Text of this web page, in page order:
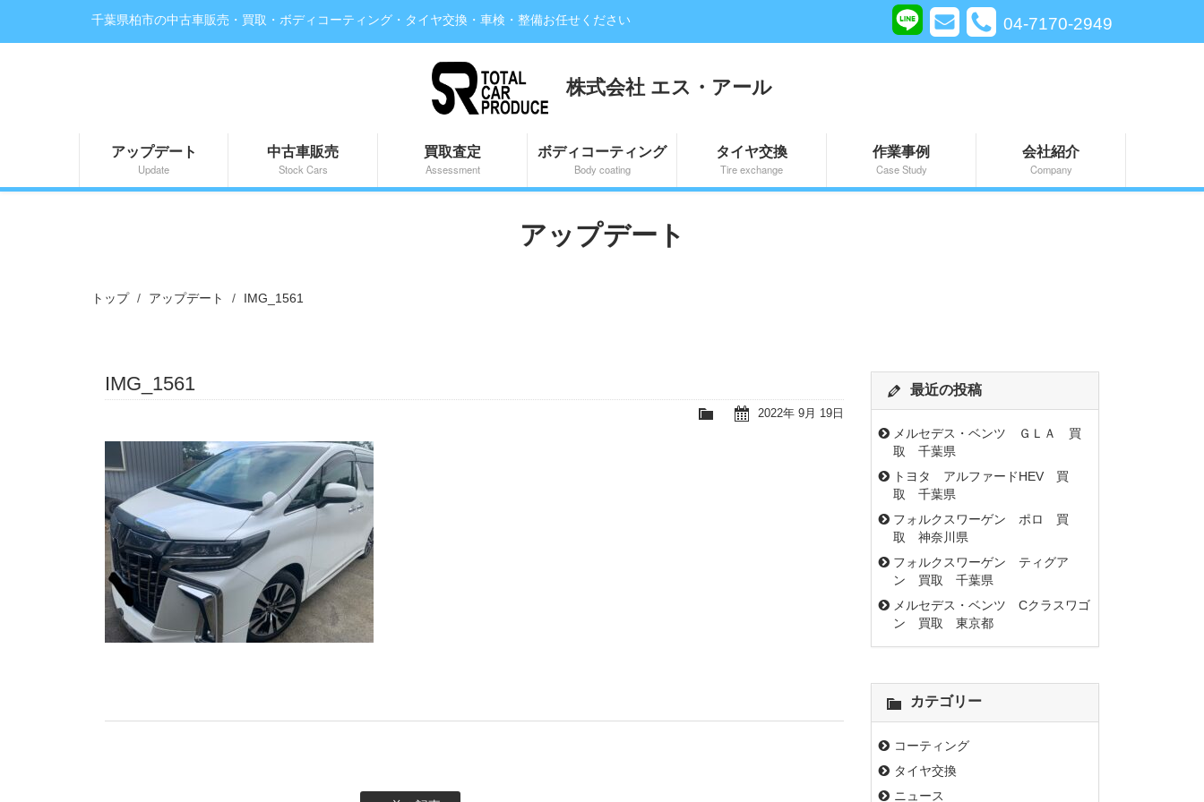
千葉県柏市の中古車販売・買取・ボディコーティング・タイヤ交換・車検・整備お任せください 04-7170-2949
株式会社 エス・アール
アップデート
Update
中古車販売
Stock Cars
買取査定
Assessment
ボディコーティング
Body coating
タイヤ交換
Tire exchange
作業事例
Case Study
会社紹介
Company
アップデート
トップ アップデート IMG_1561
IMG_1561
2022年 9月 19日
最近の投稿
メルセデス・ベンツ ＧＬＡ 買
取 千葉県
トヨタ アルファードHEV 買
取 千葉県
フォルクスワーゲン ポロ 買
取 神奈川県
フォルクスワーゲン ティグア
ン 買取 千葉県
メルセデス・ベンツ Cクラスワゴ
ン 買取 東京都
カテゴリー
コーティング
タイヤ交換
ニュース